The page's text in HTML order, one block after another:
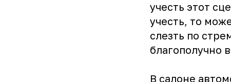
учесть этот
учесть, то
слезть по
благополучно
В салоне